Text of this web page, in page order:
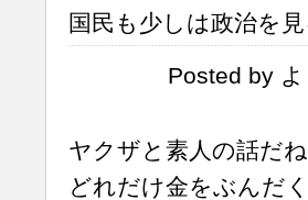
国民も少しは政治を見
Posted by
ヤクザと素人の話だね
どれだけ金をぶんだ